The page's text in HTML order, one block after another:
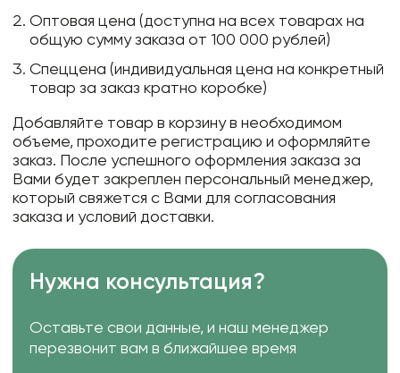
Оптовая цена (доступна на всех товарах на
общую сумму заказа от 100 000 рублей)
Спеццена (индивидуальная цена на конкретный
товар за заказ кратно коробке)
Добавляйте товар в корзину в необходимом
объеме, проходите регистрацию и оформляйте
заказ. После успешного оформления заказа за
Вами будет закреплен персональный менеджер,
который свяжется с Вами для согласования
заказа и условий доставки.
Нужна консультация?
Оставьте свои данные, и наш менеджер
перезвонит вам в ближайшее время